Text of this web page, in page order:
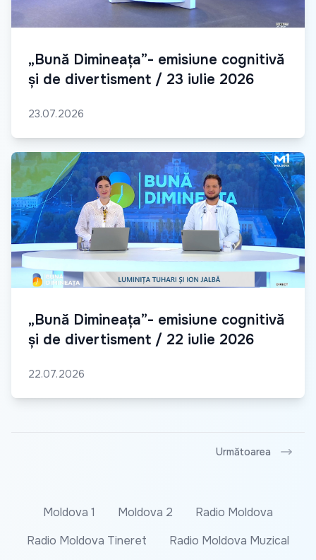
„Bună Dimineața”- emisiune cognitivă
și de divertisment / 23 iulie 2026
23.07.2026
„Bună Dimineața”- emisiune cognitivă
și de divertisment / 22 iulie 2026
22.07.2026
Următoarea
Moldova 1 Moldova 2
Radio Moldova
Radio Moldova Tineret
Radio Moldova Muzical